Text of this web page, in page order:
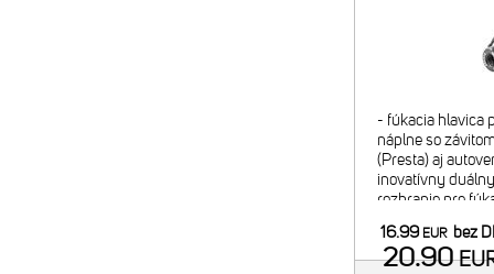
- fúkacia hlavica
náplne so
(Presta) aj
inovatívny
rozhranie pre
- regulácia f
16.99EUR bez
20.90